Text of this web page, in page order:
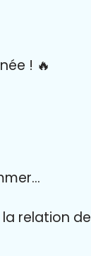
! 🔥
relation de